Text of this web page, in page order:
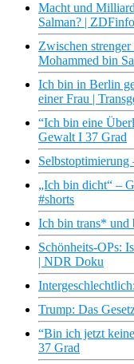
Macht und
Salman? |
Zwischen
Mohammed bin
Ich bin in Berlin
einer Frau |
“Ich bin eine
Gewalt I 37 Grad
„Ich bin dicht“ –
#shorts
Ich bin trans* und
Schönheits-OPs:
| NDR Doku
Trump: Das
“Bin ich jetzt
37 Grad